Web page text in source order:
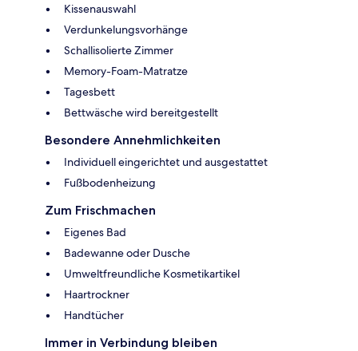
Kissenauswahl
Verdunkelungsvorhänge
Schallisolierte Zimmer
Memory-Foam-Matratze
Tagesbett
Bettwäsche wird bereitgestellt
Besondere Annehmlichkeiten
Individuell eingerichtet und ausgestattet
Fußbodenheizung
Zum Frischmachen
Eigenes Bad
Badewanne oder Dusche
Umweltfreundliche Kosmetikartikel
Haartrockner
Handtücher
Immer in Verbindung bleiben